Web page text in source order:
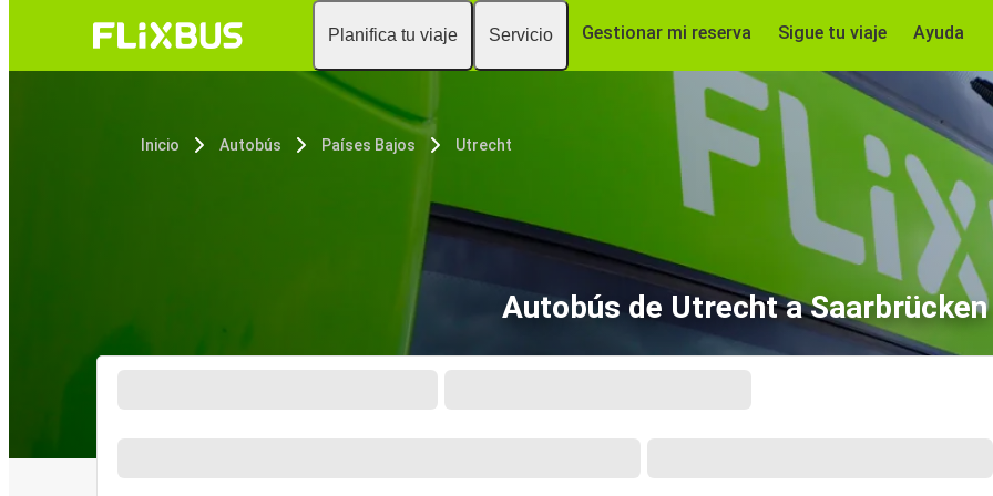
Planifica tu viaje Servicio Gestionar mi reserva Sigue tu viaje Ayuda
Inicio Autobús Países Bajos Utrecht
Autobús de Utrecht a Saarbrücken